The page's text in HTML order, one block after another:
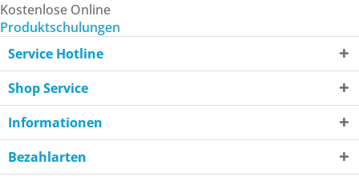
Kostenlose Online
Produktschulungen
Service Hotline
Shop Service
Informationen
Bezahlarten